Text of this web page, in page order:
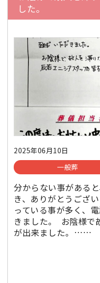
した。
2025年06月10日
一般葬
分からない事がある
き、ありがとうござ
っている事が多く、
きました。 お陰様で
が出来ました。……